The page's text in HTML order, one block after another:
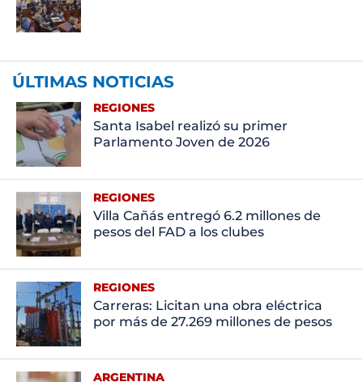
ÚLTIMAS NOTICIAS
REGIONES
Santa Isabel realizó su primer
Parlamento Joven de 2026
REGIONES
Villa Cañás entregó 6.2 millones de
pesos del FAD a los clubes
REGIONES
Carreras: Licitan una obra eléctrica
por más de 27.269 millones de pesos
ARGENTINA